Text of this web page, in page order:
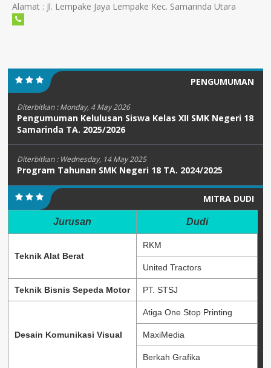
Alamat : Jl. Lempake Jaya Lempake Kec. Samarinda Utara
PENGUMUMAN
Diterbitkan :Monday, 4 May 2026
Pengumuman Kelulusan Siswa Kelas XII SMK Negeri 18
Samarinda TA. 2025/2026
Diterbitkan : Wednesday, 14 May 2025
Program Tahunan SMK Negeri 18 TA. 2024/2025
MITRA DUDI
Jurusan Dudi
Teknik Alat Berat
RKM
United Tractors
Teknik Bisnis Sepeda Motor PT. STSJ
Desain Komunikasi Visual
Atiga One Stop Printing
MaxiMedia
Berkah Grafika